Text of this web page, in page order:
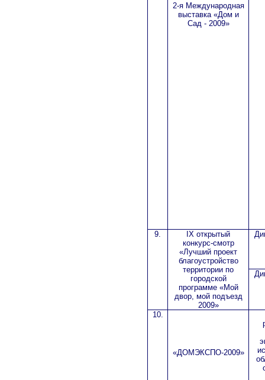
2-я Международная
выставка «Дом и
Сад - 2009»
9. IХ открытый
конкурс-смотр
«Лучший проект
благоустройство
территории по
городской
программе «Мой
двор, мой подъезд
2009»
10.
«ДОМЭКСПО-2009»